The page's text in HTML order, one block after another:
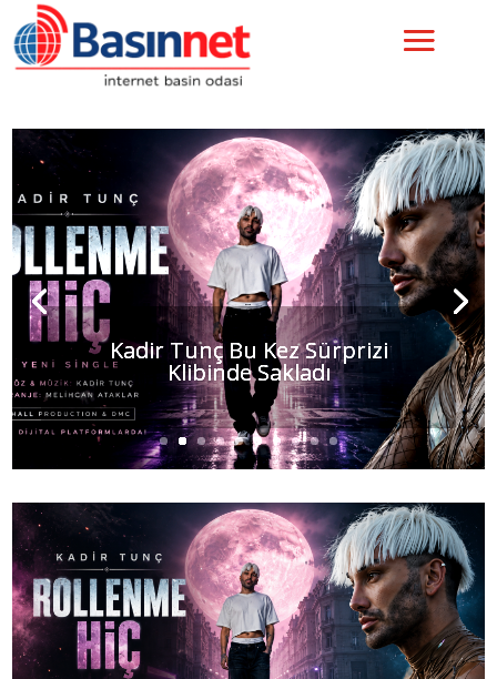
ORGANİZATÖR GÜLSÜM
AYDEMİR ‘’GLORIZE AWARDS
NIGHT 2026’’ İLE UNUTULMAZ
BİR GECEYE İMZA ATTI